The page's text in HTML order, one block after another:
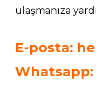
ulaşmanıza
E-posta:
Whatsapp: